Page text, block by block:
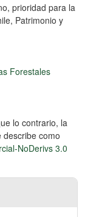
prioridad para la
Patrimonio y
Forestales
lo contrario, la
describe como
NoDerivs 3.0